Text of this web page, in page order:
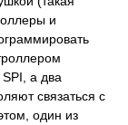
и
а два
связаться с
один из